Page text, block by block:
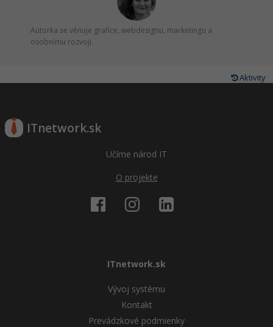
Autorka se věnuje grafice, webdesignu, marketingu a
osobnímu rozvoji.
Aktivity
ITnetwork.sk
Učíme národ IT
O projekte
ITnetwork.sk
Vývoj systému
Kontakt
Prevádzkové podmienky